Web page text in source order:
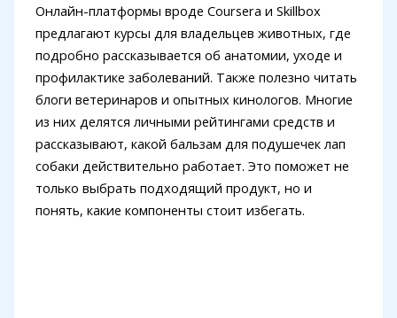
Онлайн-платформы вроде Coursera и Skillbox
предлагают курсы для владельцев животных, где
подробно рассказывается об анатомии, уходе и
профилактике заболеваний. Также полезно читать
блоги ветеринаров и опытных кинологов. Многие
из них делятся личными рейтингами средств и
рассказывают, какой бальзам для подушечек лап
собаки действительно работает. Это поможет не
только выбрать подходящий продукт, но и
понять, какие компоненты стоит избегать.